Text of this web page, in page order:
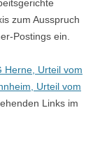
zum Ausspruch
Postings ein.
Herne, Urteil vom
Urteil vom
Links im